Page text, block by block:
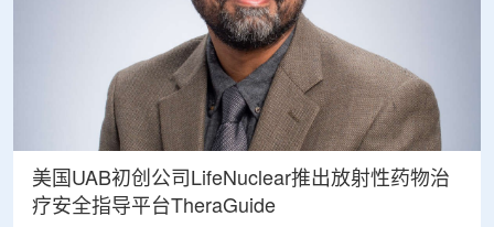
美国UAB初创公司LifeNuclear推出放射性药物治
疗安全指导平台TheraGuide